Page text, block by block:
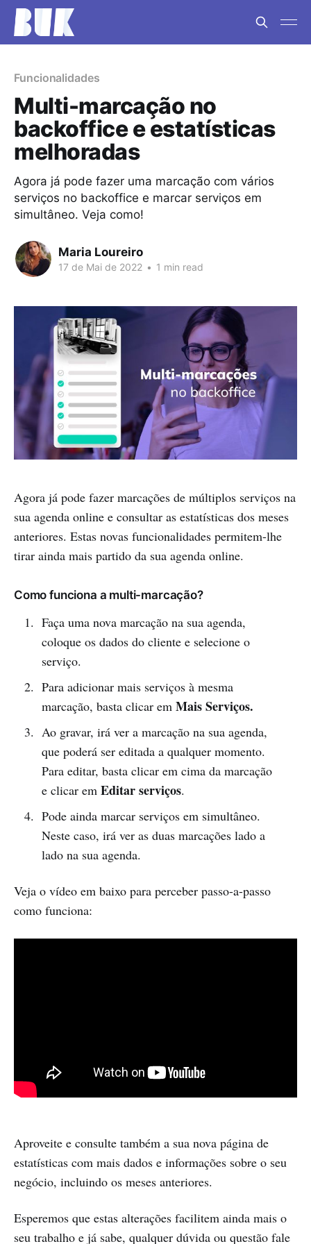
Funcionalidades
Multi-marcação no
backoffice e estatísticas
melhoradas
Agora já pode fazer uma marcação com vários
serviços no backoffice e marcar serviços em
simultâneo. Veja como!
Maria Loureiro
17 de Mai de 2022 • 1 min read
Agora já pode fazer marcações de múltiplos serviços na
sua agenda online e consultar as estatísticas dos meses
anteriores. Estas novas funcionalidades permitem-lhe
tirar ainda mais partido da sua agenda online.
Como funciona a multi-marcação?
Faça uma nova marcação na sua agenda,
coloque os dados do cliente e selecione o
serviço.
Para adicionar mais serviços à mesma
marcação, basta clicar em Mais Serviços.
Ao gravar, irá ver a marcação na sua agenda,
que poderá ser editada a qualquer momento.
Para editar, basta clicar em cima da marcação
e clicar emEditar serviços.
Pode ainda marcar serviços em simultâneo.
Neste caso, irá ver as duas marcações lado a
lado na sua agenda.
Veja o vídeo em baixo para perceber passo-a-passo
como funciona:
Aproveite e consulte também a sua nova página de
estatísticas com mais dados e informações sobre o seu
negócio, incluindo os meses anteriores.
Esperemos que estas alterações facilitem ainda mais o
seu trabalho e já sabe, qualquer dúvida ou questão fale